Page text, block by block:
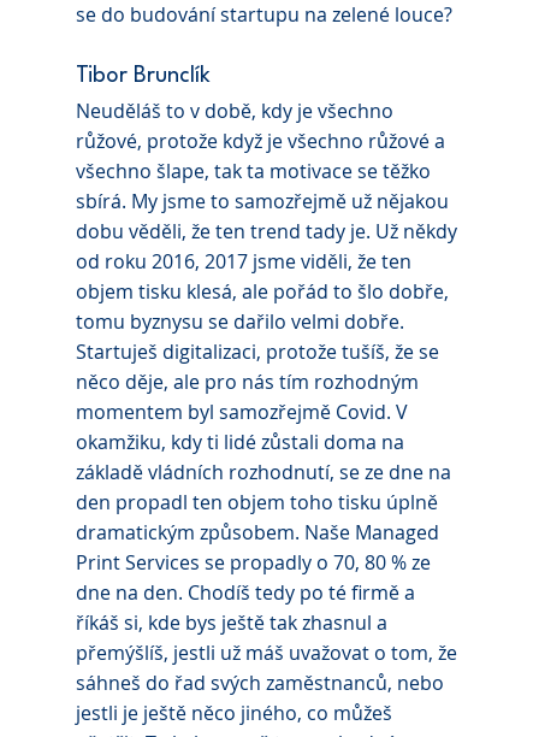
se do budování startupu na zelené louce?
Tibor Brunclík
Neuděláš to v době, kdy je všechno
růžové, protože když je všechno růžové a
všechno šlape, tak ta motivace se těžko
sbírá. My jsme to samozřejmě už nějakou
dobu věděli, že ten trend tady je. Už někdy
od roku 2016, 2017 jsme viděli, že ten
objem tisku klesá, ale pořád to šlo dobře,
tomu byznysu se dařilo velmi dobře.
Startuješ digitalizaci, protože tušíš, že se
něco děje, ale pro nás tím rozhodným
momentem byl samozřejmě Covid. V
okamžiku, kdy ti lidé zůstali doma na
základě vládních rozhodnutí, se ze dne na
den propadl ten objem toho tisku úplně
dramatickým způsobem. Naše Managed
Print Services se propadly o 70, 80 % ze
dne na den. Chodíš tedy po té firmě a
říkáš si, kde bys ještě tak zhasnul a
přemýšlíš, jestli už máš uvažovat o tom, že
sáhneš do řad svých zaměstnanců, nebo
jestli je ještě něco jiného, co můžeš